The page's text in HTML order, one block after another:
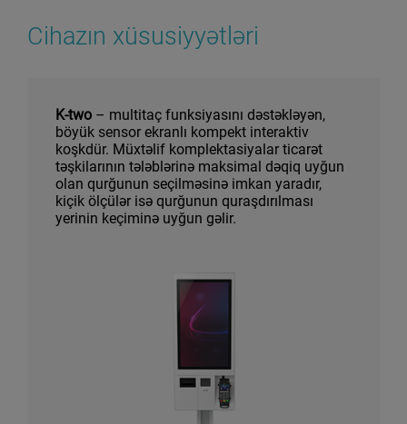
Cihazın xüsusiyyətləri
K-two – multitaç funksiyasını dəstəkləyən,
böyük sensor ekranlı kompekt interaktiv
koşkdür. Müxtəlif komplektasiyalar ticarət
təşkilarının tələblərinə maksimal dəqiq uyğun
olan qurğunun seçilməsinə imkan yaradır,
kiçik ölçülər isə qurğunun quraşdırılması
yerinin keçiminə uyğun gəlir.